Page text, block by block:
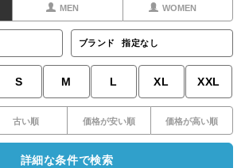
MEN WOMEN
ブランド 指定なし
S M L XL XXL
古い順 価格が安い順 価格が高い順
詳細な条件で検索